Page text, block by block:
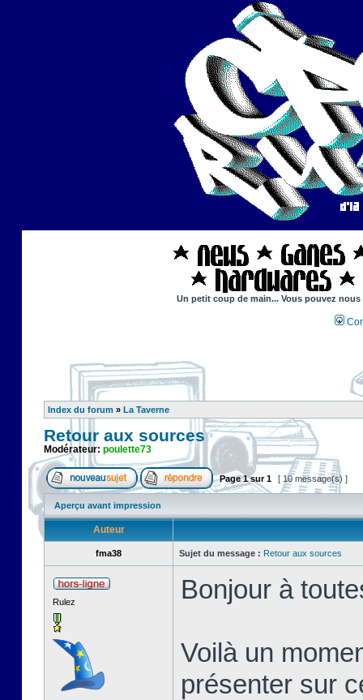
Un petit coup de main... Vous pouvez
Index du forum » La Taverne
Retour aux sources
Modérateur: poulette73
Page1sur1 [ 10 message(s) ]
Aperçu avant impression
Auteur
fma38 Sujet du message : Retour aux sources
Rulez Bonjour à
Voilà un
présenter sur